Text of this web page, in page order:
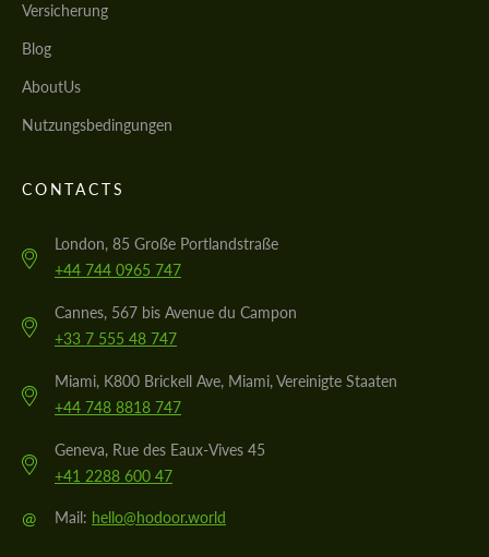
Versicherung
Blog
AboutUs
Nutzungsbedingungen
CONTACTS
London, 85 Große Portlandstraße
+44 744 0965 747
Cannes, 567 bis Avenue du Campon
+33 7 555 48 747
Miami, K800 Brickell Ave, Miami, Vereinigte Staaten
+44 748 8818 747
Geneva, Rue des Eaux-Vives 45
+41 2288 600 47
@ Mail: hello@hodoor.world